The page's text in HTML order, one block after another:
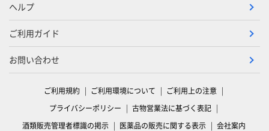
ヘルプ
ご利用ガイド
お問い合わせ
ご利用規約 ご利用環境について
ご利用上の注意
プライバシーポリシー
古物営業法に基づく表記
酒類販売管理者標識の掲示
医薬品の販売に関する表示 会社案内